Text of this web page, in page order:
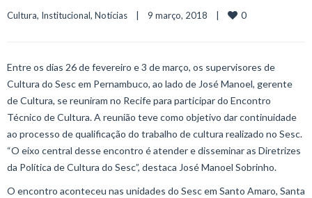
Cultura, Institucional, Notícias
    |    9 março, 2018    |
0
Entre os dias 26 de fevereiro e 3 de março, os supervisores de
Cultura do Sesc em Pernambuco, ao lado de José Manoel, gerente
de Cultura, se reuniram no Recife para participar do Encontro
Técnico de Cultura. A reunião teve como objetivo dar continuidade
ao processo de qualificação do trabalho de cultura realizado no Sesc.
“O eixo central desse encontro é atender e disseminar as Diretrizes
da Política de Cultura do Sesc”, destaca José Manoel Sobrinho.
O encontro aconteceu nas unidades do Sesc em Santo Amaro, Santa